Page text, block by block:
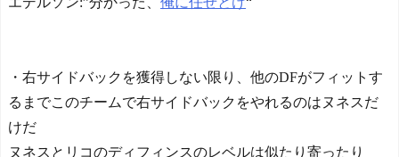
・右サイドバックを獲得しない限り、他のDFがフィットす
るまでこのチームで右サイドバックをやれるのはヌネスだ
けだ
ヌネスとリコのディフィンスのレベルは似たり寄ったり